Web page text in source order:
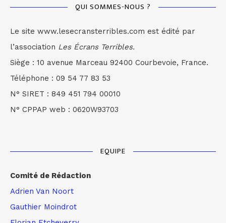
QUI SOMMES-NOUS ?
Le site www.lesecransterribles.com est édité par
l’association Les Écrans Terribles.
Siège : 10 avenue Marceau 92400 Courbevoie, France.
Téléphone : 09 54 77 83 53
N° SIRET : 849 451 794 00010
N° CPPAP web : 0620W93703
EQUIPE
Comité de Rédaction
Adrien Van Noort
Gauthier Moindrot